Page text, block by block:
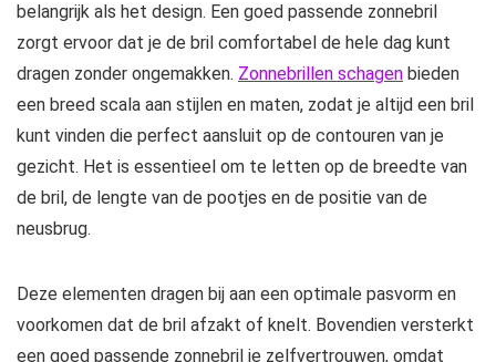
belangrijk als het design. Een goed passende zonnebril
zorgt ervoor dat je de bril comfortabel de hele dag kunt
dragen zonder ongemakken. Zonnebrillen schagen bieden
een breed scala aan stijlen en maten, zodat je altijd een bril
kunt vinden die perfect aansluit op de contouren van je
gezicht. Het is essentieel om te letten op de breedte van
de bril, de lengte van de pootjes en de positie van de
neusbrug.
Deze elementen dragen bij aan een optimale pasvorm en
voorkomen dat de bril afzakt of knelt. Bovendien versterkt
een goed passende zonnebril je zelfvertrouwen, omdat